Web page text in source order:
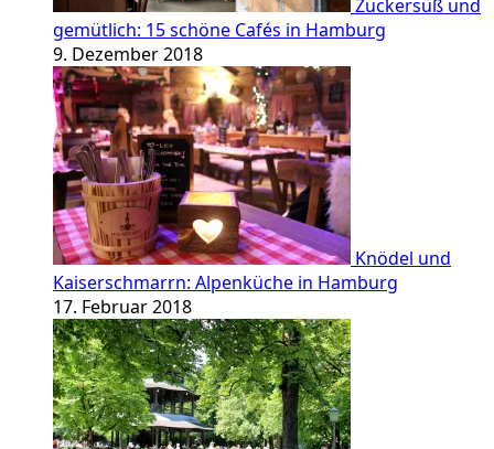
Zuckersüß und
gemütlich: 15 schöne Cafés in Hamburg
9. Dezember 2018
Knödel und
Kaiserschmarrn: Alpenküche in Hamburg
17. Februar 2018